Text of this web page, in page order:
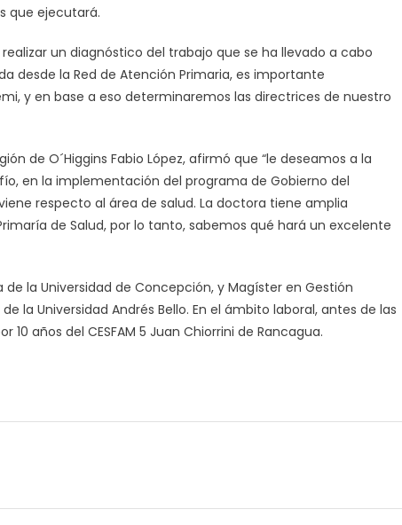
que ejecutará.
un diagnóstico del trabajo que se ha llevado a cabo
desde la Red de Atención Primaria, es importante
y en base a eso determinaremos las directrices de nuestro
de O´Higgins Fabio López, afirmó que “le deseamos a la
en la implementación del programa de Gobierno del
respecto al área de salud. La doctora tiene amplia
de Salud, por lo tanto, sabemos qué hará un excelente
la Universidad de Concepción, y Magíster en Gestión
la Universidad Andrés Bello. En el ámbito laboral, antes de las
años del CESFAM 5 Juan Chiorrini de Rancagua.